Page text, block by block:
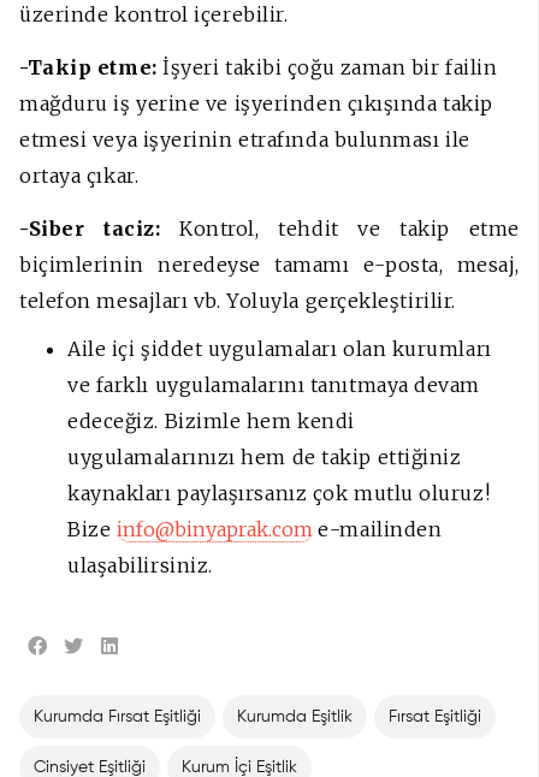
üzerinde kontrol içerebilir.
-Takip etme: İşyeri takibi çoğu zaman bir failin
mağduru iş yerine ve işyerinden çıkışında takip
etmesi veya işyerinin etrafında bulunması ile
ortaya çıkar.
-Siber taciz: Kontrol, tehdit ve takip etme
biçimlerinin neredeyse tamamı e-posta, mesaj,
telefon mesajları vb. Yoluyla gerçekleştirilir.
Aile içi şiddet uygulamaları olan kurumları
ve farklı uygulamalarını tanıtmaya devam
edeceğiz. Bizimle hem kendi
uygulamalarınızı hem de takip ettiğiniz
kaynakları paylaşırsanız çok mutlu oluruz!
Bize info@binyaprak.come-mailinden
ulaşabilirsiniz.
Kurumda Fırsat Eşitliği Kurumda Eşitlik Fırsat Eşitliği
Cinsiyet Eşitliği Kurum İçi Eşitlik